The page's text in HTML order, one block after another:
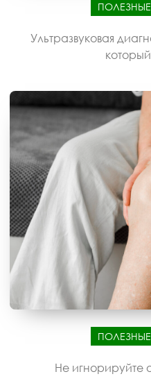
Ультразвуковая
Не игнорируйте